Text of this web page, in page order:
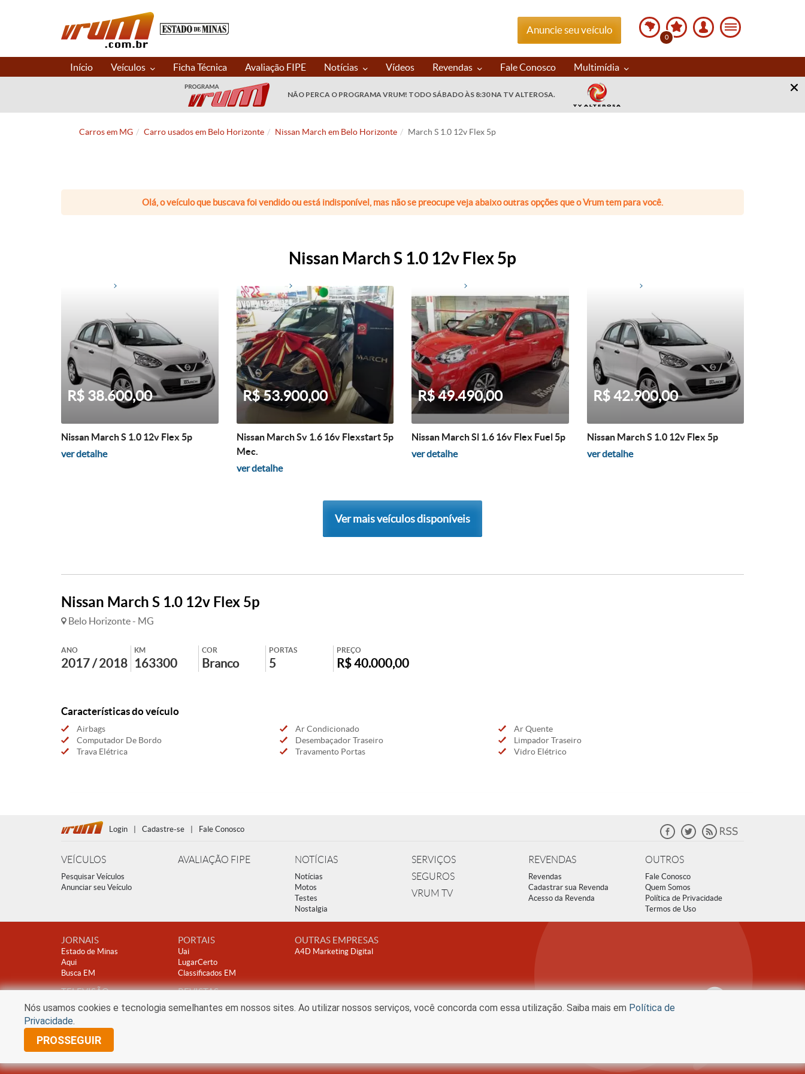
Anuncie seu veículo
0
Início Veículos Ficha Técnica Avaliação FIPE Notícias Vídeos Revendas Fale Conosco Multimídia
NÃO PERCA O PROGRAMA VRUM! TODO SÁBADO ÀS 8:30 NA TV ALTEROSA.
Carros em MG Carro usados em Belo Horizonte Nissan March em Belo Horizonte March S 1.0 12v Flex 5p
Olá, o veículo que buscava foi vendido ou está indisponível, mas não se preocupe veja abaixo outras opções que o Vrum tem para você.
Nissan March S 1.0 12v Flex 5p
R$ 38.600,00
Nissan March S 1.0 12v Flex 5p
ver detalhe
R$ 53.900,00
Nissan March Sv 1.6 16v Flexstart 5p
Mec.
ver detalhe
R$ 49.490,00
Nissan March Sl 1.6 16v Flex Fuel 5p
ver detalhe
R$ 42.900,00
Nissan March S 1.0 12v Flex 5p
ver detalhe
Ver mais veículos disponíveis
Nissan March S 1.0 12v Flex 5p
Belo Horizonte - MG
ANO
2017 / 2018
KM
163300
COR
Branco
PORTAS
5
PREÇO
R$ 40.000,00
Características do veículo
Airbags Ar Condicionado
Ar Quente
Computador De Bordo
Desembaçador Traseiro
Limpador Traseiro
Trava Elétrica
Travamento Portas Vidro Elétrico
Login | Cadastre-se | Fale Conosco
VEÍCULOS
Pesquisar Veículos
Anunciar seu Veículo
AVALIAÇÃO FIPE NOTÍCIAS
Notícias
Motos
Testes
Nostalgia
SERVIÇOS
SEGUROS
VRUM TV
REVENDAS
Revendas
Cadastrar sua Revenda
Acesso da Revenda
OUTROS
Fale Conosco
Quem Somos
Política de Privacidade
Termos de Uso
JORNAIS
Estado de Minas
Aqui
Busca EM
TELEVISÃO
TV Alterosa
PORTAIS
Uai
LugarCerto
Classificados EM
REVISTAS
Encontro
Clube A
OUTRAS EMPRESAS
A4D Marketing Digital
Nós usamos cookies e tecnologia semelhantes em nossos sites. Ao utilizar nossos serviços, você concorda com essa utilização. Saiba mais em Política de
Privacidade.
PROSSEGUIR